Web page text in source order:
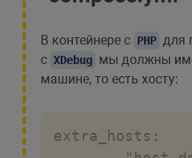
В контейнере с PHP для
с XDebug мы должны
машине, то есть хосту:
extra_hosts: